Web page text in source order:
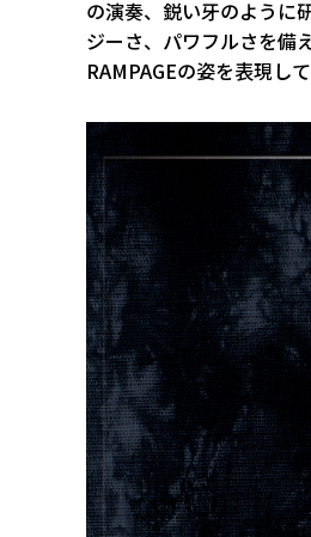
の演奏、鋭い牙のように
ジーさ、パワフルさを備
RAMPAGEの姿を表現して